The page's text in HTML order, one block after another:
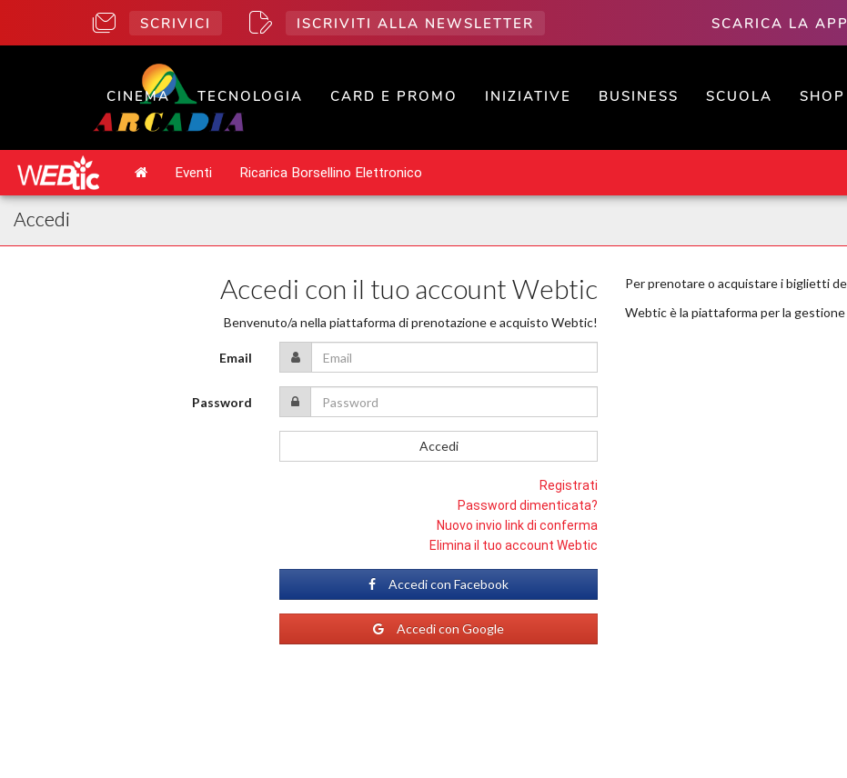
SCRIVICI ISCRIVITI ALLA NEWSLETTER SCARICA LA APP
CINEMA TECNOLOGIA CARD E PROMO INIZIATIVE BUSINESS SCUOLA SHOP